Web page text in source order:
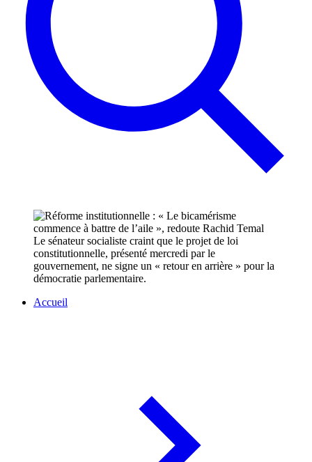
Le sénateur socialiste craint que le projet de loi
constitutionnelle, présenté mercredi par le
gouvernement, ne signe un « retour en arrière » pour la
démocratie parlementaire.
Accueil